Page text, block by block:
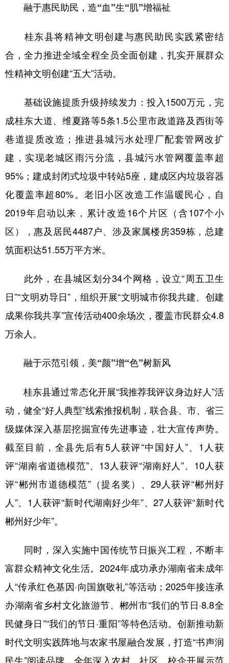
融于惠民助民，造“血”生“肌”增福祉
桂东县将精神文明创建与惠民助民实践紧密结
合，全力推进全域全程全员全面创建，扎实开展群众
性精神文明创建“五大”活动。
基础设施提质升级持续发力：投入1500万元，完
成桂东大道、维夏路等5条1.5公里市政道路及西街等
巷道提质改造；推进县城污水处理厂配套管网改扩
建，实现老城区雨污分流，县城污水管网覆盖率超
95%；建成封闭式垃圾中转站5座，建成区内垃圾容器
化覆盖率超80%。老旧小区改造工作温暖民心，自
2019年启动以来，累计改造16个片区（含107个小
区），惠及居民4487户、涉及家属楼房359栋，总建
筑面积达51.55万平方米。
此外，在县城区划分34个网格，设立“周五卫生
日”“文明劝导日”，组织开展“文明城市你我共建、创建
成果你我共享”宣传活动400余场次，覆盖市民群众4.8
万余人。
融于示范引领，美“颜”增“色”树新风
桂东县通过常态化开展“我推荐我评议身边好人”活
动，健全“好人典型”线索推报机制，联合县、市、省三
级媒体深入基层挖掘宣传先进事迹，壮大宣传声势。
截至目前，全县先后有5人获评“中国好人”、1人获
评“湖南省道德模范”、13人获评“湖南好人”、10人获
评“郴州市道德模范”（提名奖）、29人获评“郴州好
人”、1人获评“新时代湖南好少年”、27人获评“新时代
郴州好少年”。
同时，深入实施中国传统节日振兴工程，不断丰
富群众精神文化生活。2024年成功承办湖南省未成年
人“传承红色基因·向国旗敬礼”等活动；2025年接连承
办湖南省乡村文化旅游节、郴州市“我们的节日·8.8全
民健身日”“我们的节日·重阳”等特色活动。创新推动新
时代文明实践阵地与农家书屋融合发展，打造“书声润
民生”阅读品牌，全年深入农村、社区、校企开展示范